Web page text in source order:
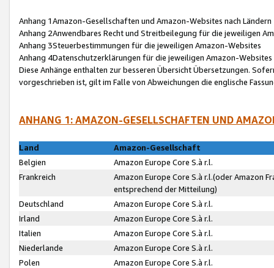
Anhang 1Amazon-Gesellschaften und Amazon-Websites nach Ländern
Anhang 2Anwendbares Recht und Streitbeilegung für die jeweiligen
Anhang 3Steuerbestimmungen für die jeweiligen Amazon-Websites
Anhang 4Datenschutzerklärungen für die jeweiligen Amazon-Websites
Diese Anhänge enthalten zur besseren Übersicht Übersetzungen.
vorgeschrieben ist, gilt im Falle von Abweichungen die englische
ANHANG 1: AMAZON-GESELLSCHAFTEN UND
Land
Amazon-Gesellschaft
Belgien
Amazon Europe Core S.à r.l.
Frankreich
Amazon Europe Core S.à r.l.(oder Amazon
entsprechend der Mitteilung)
Deutschland
Amazon Europe Core S.à r.l.
Irland
Amazon Europe Core S.à r.l.
Italien
Amazon Europe Core S.à r.l.
Niederlande
Amazon Europe Core S.à r.l.
Polen
Amazon Europe Core S.à r.l.